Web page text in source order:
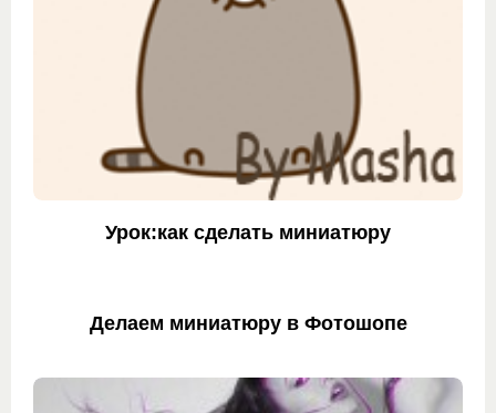
Урок:как сделать миниатюру
Делаем миниатюру в Фотошопе